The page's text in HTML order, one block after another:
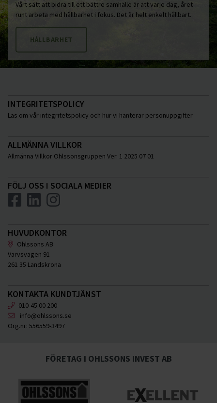
Vårt sätt att bidra till ett bättre samhälle är att varje dag, året
runt arbeta med hållbarhet i fokus. Det är helt enkelt hållbart.
HÅLLBARHET
INTEGRITETSPOLICY
Läs om vår integritetspolicy och hur vi hanterar personuppgifter
ALLMÄNNA VILLKOR
Allmänna Villkor Ohlssonsgruppen Ver. 1 2025 07 01
FÖLJ OSS I SOCIALA MEDIER
HUVUDKONTOR
Ohlssons AB
Varvsvägen 91
261 35 Landskrona
KONTAKTA KUNDTJÄNST
010-45 00 200
info@ohlssons.se
Org.nr: 556559-3497
FÖRETAG I OHLSSONS INVEST AB